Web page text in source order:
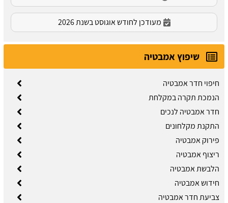
מעודכן לחודש אוגוסט בשנת 2026
שיפוץ אמבטיה
חיפוי חדר אמבטיה
הנמכת תקרה במקלחת
חדר אמבטיה לנכים
התקנת מקלחונים
פירוק אמבטיה
ריצוף אמבטיה
הלבשת אמבטיה
חידוש אמבטיה
צביעת חדר אמבטיה